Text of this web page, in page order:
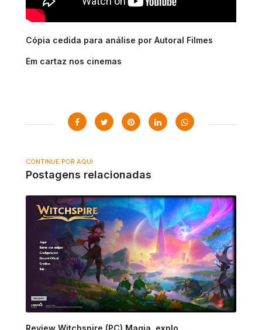
Cópia cedida para análise por Autoral Filmes
Em cartaz nos cinemas
CONTINUE POR AQUI
Postagens relacionadas
Review Witchspire (PC) Magia, explo...